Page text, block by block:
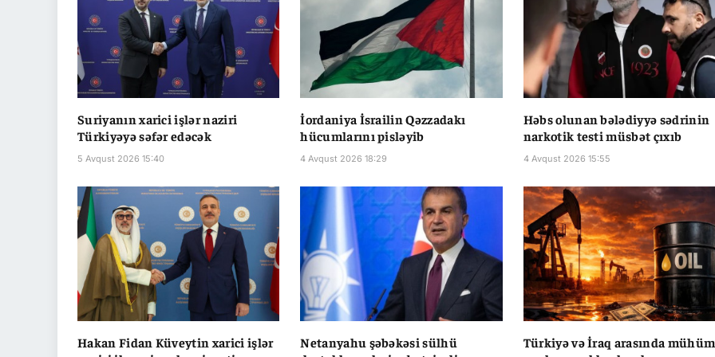
Suriyanın xarici işlər naziri
Türkiyəyə səfər edəcək
5 Avqust 2026 15:40
İordaniya İsrailin Qəzzadakı
hücumlarını pisləyib
4 Avqust 2026 18:29
Həbs olunan bələdiyyə sədrinin
narkotik testi müsbət çıxıb
4 Avqust 2026 15:55
Hakan Fidan Küveytin xarici işlər
Netanyahu şəbəkəsi sülhü
Türkiyə və İraq arasında mühüm